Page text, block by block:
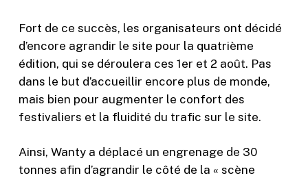
Fort de ce succès, les organisateurs ont décidé
d’encore agrandir le site pour la quatrième
édition, qui se déroulera ces 1er et 2 août. Pas
dans le but d’accueillir encore plus de monde,
mais bien pour augmenter le confort des
festivaliers et la fluidité du trafic sur le site.
Ainsi, Wanty a déplacé un engrenage de 30
tonnes afin d’agrandir le côté de la « scène